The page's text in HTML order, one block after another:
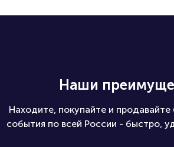
Наши
Находите, покупайте и
события по всей России - быстро,